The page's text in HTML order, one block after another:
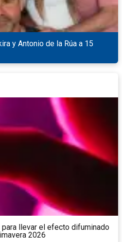
y Antonio de la Rúa a 15
para llevar el efecto difuminado
2026